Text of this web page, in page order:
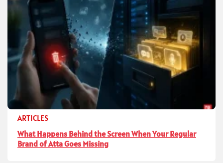
ARTICLES
What Happens Behind the Screen When Your Regular
Brand of Atta Goes Missing